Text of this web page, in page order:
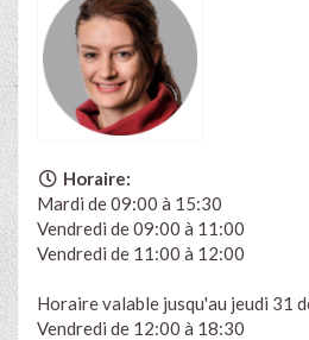
Horaire:
Mardi de 09:00 à 15:30
Vendredi de 09:00 à 11:00
Vendredi de 11:00 à 12:00
Horaire valable jusqu'au jeudi 31
Vendredi de 12:00 à 18:30